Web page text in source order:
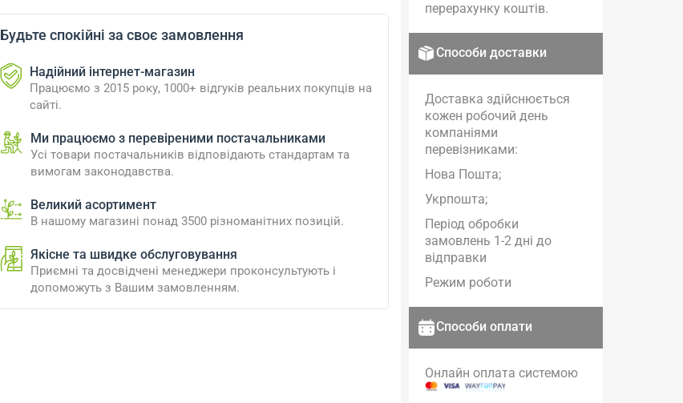
Будьте спокійні за своє замовлення
Надійний інтернет-магазин
Працюємо з 2015 року, 1000+ відгуків реальних покупців на
сайті.
Ми працюємо з перевіреними постачальниками
Усі товари постачальників відповідають стандартам та
вимогам законодавства.
Великий асортимент
В нашому магазині понад 3500 різноманітних позицій.
Якісне та швидке обслуговування
Приємні та досвідчені менеджери проконсультують і
допоможуть з Вашим замовленням.
перерахунку коштів.
Способи доставки
Доставка здійснюється
кожен робочий день
компаніями
перевізниками:
Нова Пошта;
Укрпошта;
Період обробки
замовлень 1-2 дні до
відправки
Режим роботи
Способи оплати
Онлайн оплата системою